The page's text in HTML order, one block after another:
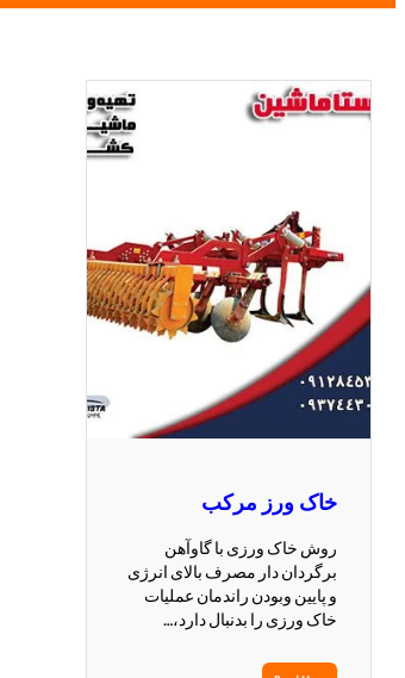
خاک ورز مرکب
روش خاک ورزی با گاوآهن
برگردان دار مصرف بالای انرژی
و پایین وبودن راندمان عملیات
خاک ورزی را بدنبال دارد،…